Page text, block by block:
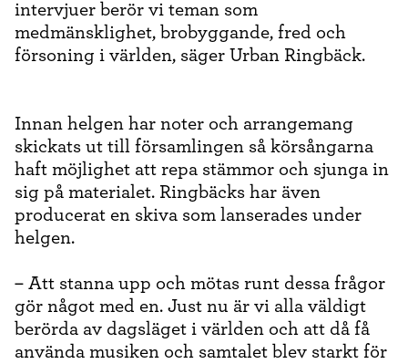
intervjuer berör vi teman som
medmänsklighet, brobyggande, fred och
försoning i världen, säger Urban Ringbäck.
Innan helgen har noter och arrangemang
skickats ut till församlingen så körsångarna
haft möjlighet att repa stämmor och sjunga in
sig på materialet. Ringbäcks har även
producerat en skiva som lanserades under
helgen.
– Att stanna upp och mötas runt dessa frågor
gör något med en. Just nu är vi alla väldigt
berörda av dagsläget i världen och att då få
använda musiken och samtalet blev starkt för